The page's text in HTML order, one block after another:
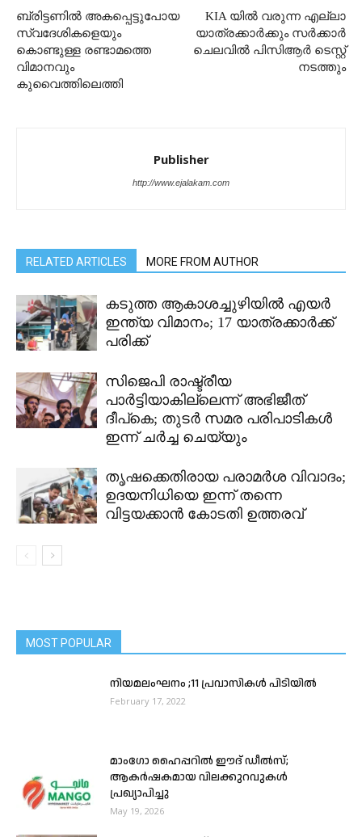
ബ്രിട്ടണിൽ അകപ്പെട്ടുപോയ
സ്വദേശികളെയും
കൊണ്ടുള്ള രണ്ടാമത്തെ
വിമാനവും
കുവൈത്തിലെത്തി
KIA യിൽ വരുന്ന എല്ലാ
യാത്രക്കാർക്കും സർക്കാർ
ചെലവിൽ പിസിആർ ടെസ്റ്റ്
നടത്തും
Publisher
http://www.ejalakam.com
RELATED ARTICLES MORE FROM AUTHOR
കടുത്ത ആകാശച്ചുഴിയിൽ എയർ
ഇന്ത്യ വിമാനം; 17 യാത്രക്കാർക്ക്
പരിക്ക്
സിജെപി രാഷ്ട്രീയ
പാർട്ടിയാകില്ലെന്ന് അഭിജീത്
ദീപ്കെ; തുടർ സമര പരിപാടികൾ
ഇന്ന് ചർച്ച ചെയ്യും
തൃഷക്കെതിരായ പരാമർശ വിവാദം;
ഉദയനിധിയെ ഇന്ന് തന്നെ
വിട്ടയക്കാൻ കോടതി ഉത്തരവ്
MOST POPULAR
നിയമലംഘനം ;11 പ്രവാസികൾ പിടിയിൽ
February 17, 2022
മാംഗോ ഹൈപ്പറിൽ ഈദ് ഡീൽസ്;
ആകർഷകമായ വിലക്കുറവുകൾ
പ്രഖ്യാപിച്ചു
May 19, 2026